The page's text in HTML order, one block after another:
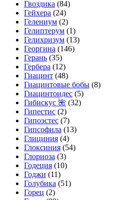
Гвоздика (84)
Гейхера (24)
Гелениум (2)
Гелиптерум (1)
Гелихризум (13)
Георгина (146)
Герань (35)
Гербера (12)
Гиацинт (48)
Гиацинтовые бобы (8)
Гиацинтоидес (5)
Гибискус 🌺 (32)
Гипестис (2)
Гипоэстес (7)
Гипсофила (13)
Глициния (4)
Глоксиния (54)
Глориоза (3)
Годеция (10)
Годжи (11)
Голубика (51)
Горец (2)